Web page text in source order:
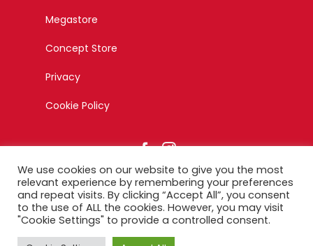
Megastore
Concept Store
Privacy
Cookie Policy
© Copyright 2023 – Esagono Srl – Tutti i diritti riservati –
Designed by Ikonika
We use cookies on our website to give you the most
relevant experience by remembering your preferences
and repeat visits. By clicking “Accept All”, you consent
to the use of ALL the cookies. However, you may visit
"Cookie Settings" to provide a controlled consent.